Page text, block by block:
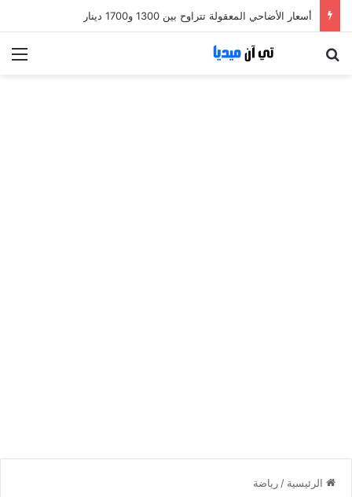
أسعار الأضاحي المعقولة تتراوح بين 1300 و1700 دينار
الرئيسية / رياضة